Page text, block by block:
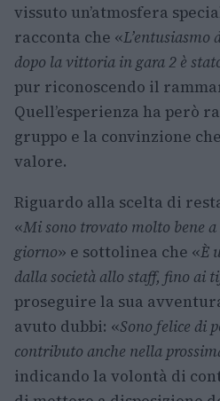
vissuto un’atmosfera
racconta che «L’entusiasmo
dopo la vittoria in gara 2 è
pur riconoscendo il
Quell’esperienza ha però
gruppo e la convinzione
valore.
Riguardo alla scelta di
«Mi sono trovato molto bene
giorno» e sottolinea che «È
dalla società allo staff, fino ai
proseguire la sua
avuto dubbi: «Sono felice di
contributo anche nella
indicando la volontà di